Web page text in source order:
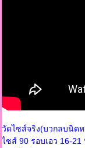
วัดไซส์จริง(บวกลบนิด
ไซส์ 90 รอบเอว 16-